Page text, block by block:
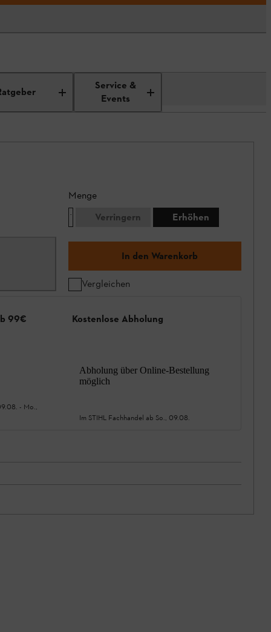
Service &
Events
Menge
Verringern
Erhöhen
In den Warenkorb
Vergleichen
99€
- Mo.,
Kostenlose Abholung
Abholung über Online-Bestellung
möglich
Im STIHL Fachhandel ab So., 09.08.